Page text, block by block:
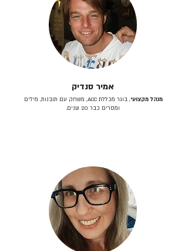
אמיר סנדיק
מנהל מקצועי
, בוגר מכללת ACC, משחק עם תובנות, מילים
ומסרים כבר 20 שנים.